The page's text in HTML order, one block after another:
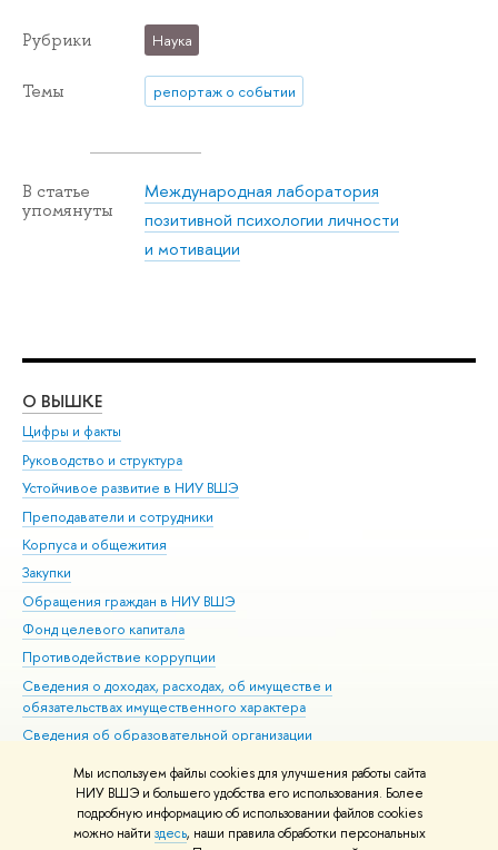
Мы используем файлы cookies для улучшения работы сайта
НИУ ВШЭ и большего удобства его использования. Более
подробную информацию об использовании файлов cookies
можно найти здесь, наши правила обработки персональных
Рубрики Наука
Темы репортаж о событии
В статье
упомянуты
Международная лаборатория
позитивной психологии личности
и мотивации
О ВЫШКЕ
Цифры и факты
Руководство и структура
Устойчивое развитие в НИУ ВШЭ
Преподаватели и сотрудники
Корпуса и общежития
Закупки
Обращения граждан в НИУ ВШЭ
Фонд целевого капитала
Противодействие коррупции
Сведения о доходах, расходах, об имуществе и
обязательствах имущественного характера
Сведения об образовательной организации
Людям с ограниченными возможностями здоровья
Единая платежная страница
Работа в Вышке